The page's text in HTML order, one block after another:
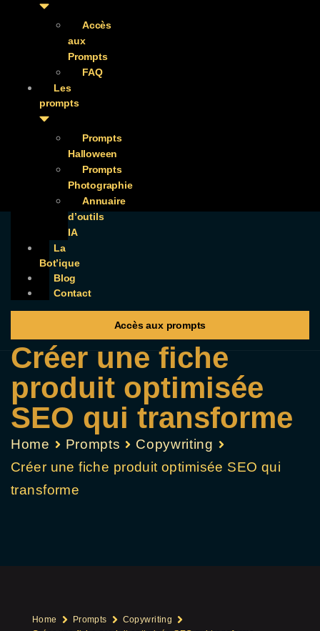
Accès
aux
Prompts
FAQ
Les
prompts
Prompts
Halloween
Prompts
Photographie
Annuaire
d’outils
IA
La
Bot’ique
Blog
Contact
Accès aux prompts
Créer une fiche
produit optimisée
SEO qui transforme
Home Prompts
Copywriting
Créer une fiche produit optimisée SEO qui
transforme
Home Prompts
Copywriting